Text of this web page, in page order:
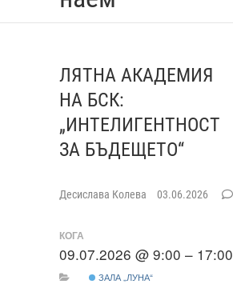
ЛЯТНА АКАДЕМИЯ
НА БСК:
„ИНТЕЛИГЕНТНОСТ
ЗА БЪДЕЩЕТО“
Десислава Колева 03.06.2026
КОГА
09.07.2026 @ 9:00 – 17:00
ЗАЛА „ЛУНА“